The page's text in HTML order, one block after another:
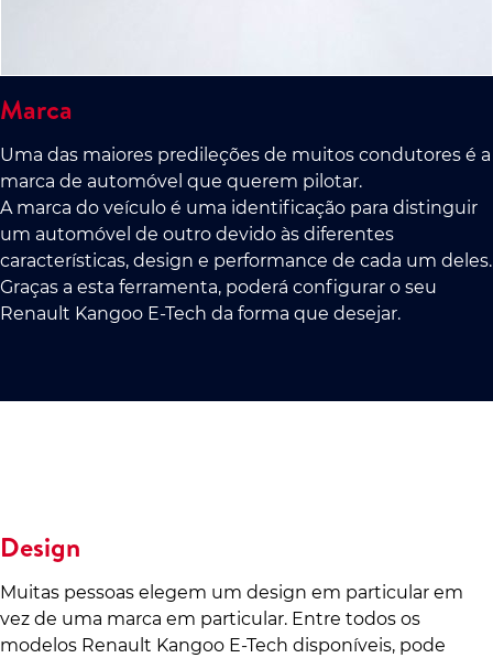
Marca
Uma das maiores predileções de muitos condutores é a
marca de automóvel que querem pilotar.
A marca do veículo é uma identificação para distinguir
um automóvel de outro devido às diferentes
características, design e performance de cada um deles.
Graças a esta ferramenta, poderá configurar o seu
Renault Kangoo E-Tech da forma que desejar.
Design
Muitas pessoas elegem um design em particular em
vez de uma marca em particular. Entre todos os
modelos Renault Kangoo E-Tech disponíveis, pode